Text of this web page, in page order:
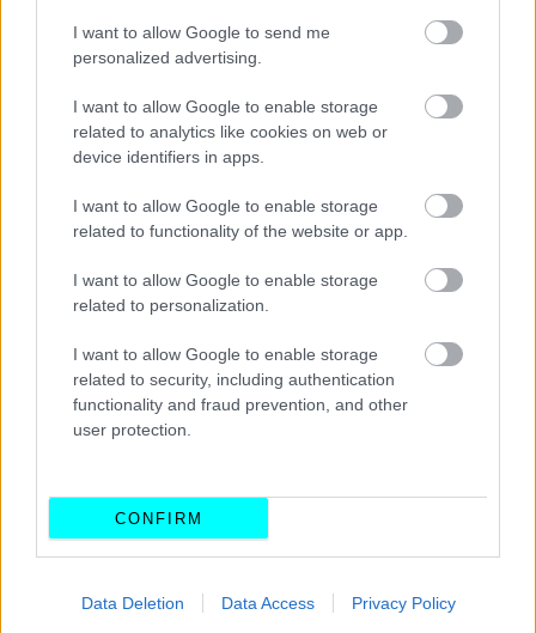
I want to allow Google to send me
personalized advertising.
I want to allow Google to enable storage
related to analytics like cookies on web or
device identifiers in apps.
I want to allow Google to enable storage
related to functionality of the website or app.
I want to allow Google to enable storage
related to personalization.
I want to allow Google to enable storage
related to security, including authentication
functionality and fraud prevention, and other
user protection.
CONFIRM
Data Deletion Data Access Privacy Policy